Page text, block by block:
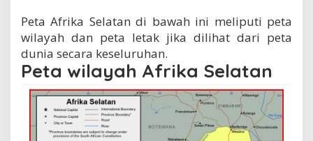
Peta Afrika Selatan di bawah ini meliputi peta
wilayah dan peta letak jika dilihat dari peta
dunia secara keseluruhan.
Peta wilayah Afrika Selatan